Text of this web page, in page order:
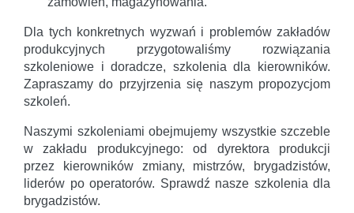
Dla tych konkretnych wyzwań i problemów zakładów
produkcyjnych przygotowaliśmy rozwiązania
szkoleniowe i doradcze, szkolenia dla kierowników.
Zapraszamy do przyjrzenia się naszym propozycjom
szkoleń.
Naszymi szkoleniami obejmujemy wszystkie szczeble
w zakładu produkcyjnego: od dyrektora produkcji
przez kierowników zmiany, mistrzów, brygadzistów,
liderów po operatorów. Sprawdź nasze szkolenia dla
brygadzistów.